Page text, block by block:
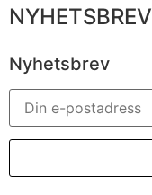
NYHETSBREV
Nyhetsbrev